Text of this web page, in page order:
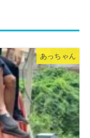
あっちゃん